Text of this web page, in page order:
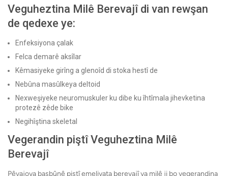
Veguheztina Milê Berevajî di van rewşan
de qedexe ye:
Enfeksiyona çalak
Felca demarê aksîlar
Kêmasiyeke girîng a glenoîd di stoka hestî de
Nebûna masûlkeya deltoid
Nexweşiyeke neuromuskuler ku dibe ku îhtîmala jihevketina
protezê zêde bike
Negihîştina skeletal
Vegerandin piştî Veguheztina Milê
Berevajî
Pêvajoya başbûnê piştî emeliyata berevajî ya milê ji bo vegerandina